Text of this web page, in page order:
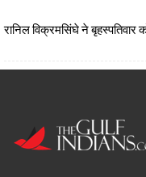
रानिल विक्रमसिंघे ने